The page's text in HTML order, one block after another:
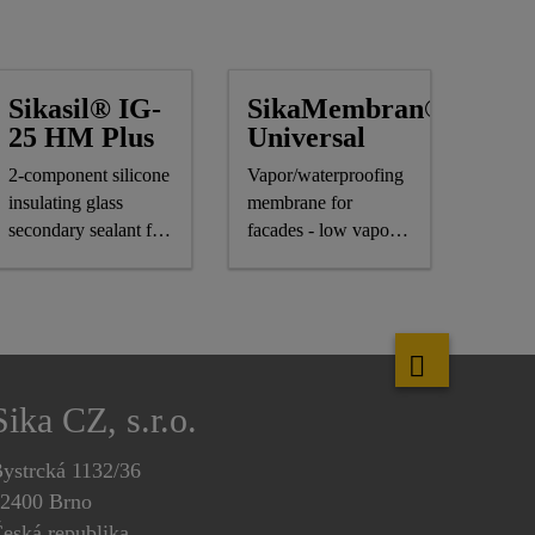
Sikasil® IG-
25 HM Plus
2-component silicone
insulating glass
secondary sealant for
SikaMembran®
Universal
Vapor/waterproofing
membrane for
facades - low vapor
CZ, s.r.o.
1132/36
Brno